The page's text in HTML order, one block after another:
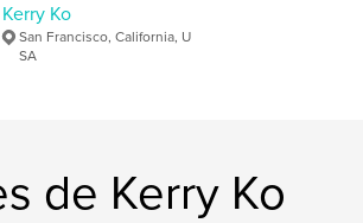
Kerry Ko
San Francisco, California, U
SA
de Kerry Ko